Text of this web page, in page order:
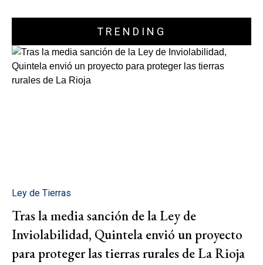
TRENDING
Ley de Tierras
Tras la media sanción de la Ley de
Inviolabilidad, Quintela envió un proyecto
para proteger las tierras rurales de La Rioja